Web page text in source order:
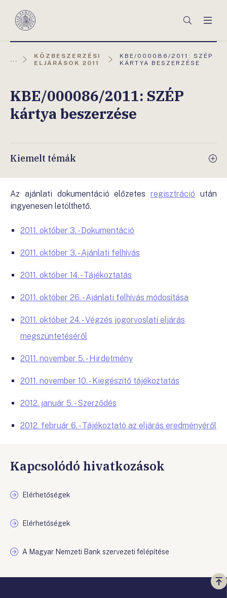
Magyar
Keresés
...
KÖZBESZERZÉSI
ELJÁRÁSOK 2011
AKTUÁLIS
OLDAL:
KBE/000086/2011: SZÉP
KÁRTYA BESZERZÉSE
KBE/000086/2011: SZÉP
kártya beszerzése
Kiemelt témák
Az ajánlati dokumentáció előzetesregisztráció után
ingyenesen letölthető.
2011. október 3. - Dokumentáció
2011. október 3. - Ajánlati felhívás
2011. október 14. - Tájékoztatás
2011. október 26. - Ajánlati felhívás módosítása
2011. október 24. - Végzés jogorvoslati eljárás
megszüntetéséről
2011. november 5. - Hirdetmény
2011. november 10. - Kiegészítő tájékoztatás
2012. január 5. - Szerződés
2012. február 6. - Tájékoztató az eljárás eredményéről
Kapcsolódó hivatkozások
Elérhetőségek
Elérhetőségek
A Magyar Nemzeti Bank szervezeti felépítése
a